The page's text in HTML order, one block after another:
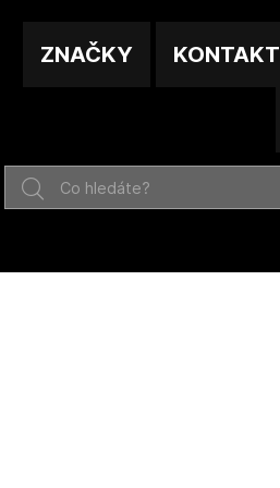
ZNAČKY KONTAKT